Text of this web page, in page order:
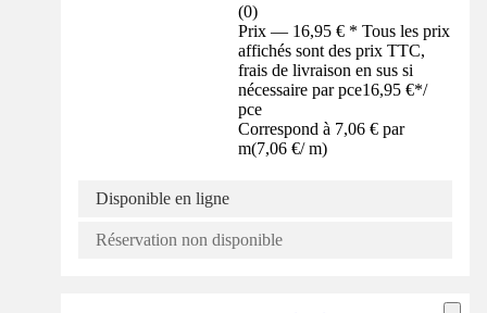
(0)
Prix — 16,95 € * Tous les prix
affichés sont des prix TTC,
frais de livraison en sus si
nécessaire par pce16,95 €*/
pce
Correspond à 7,06 € par
m(7,06 €/ m)
Disponible en ligne
Réservation non disponible